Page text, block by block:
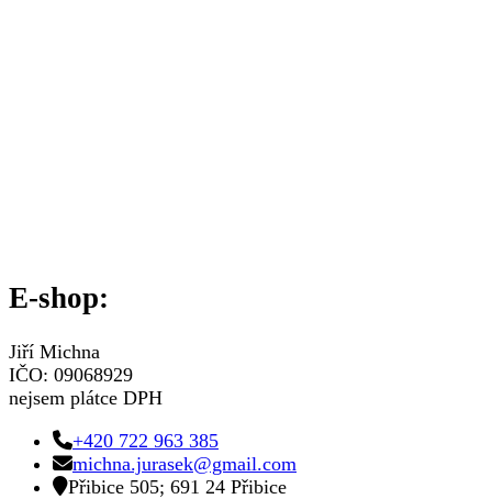
E-shop:
Jiří Michna
IČO: 09068929
nejsem plátce DPH
+420 722 963 385
michna.jurasek@gmail.com
Přibice 505; 691 24 Přibice